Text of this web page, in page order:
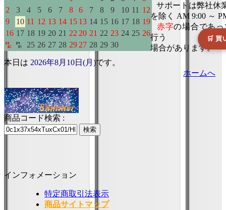
本日は 2026年8月10日(月)です。
ホームへ
商品コード検索 :
インフォメーション
特定商取引法表示
商品サイトマップ